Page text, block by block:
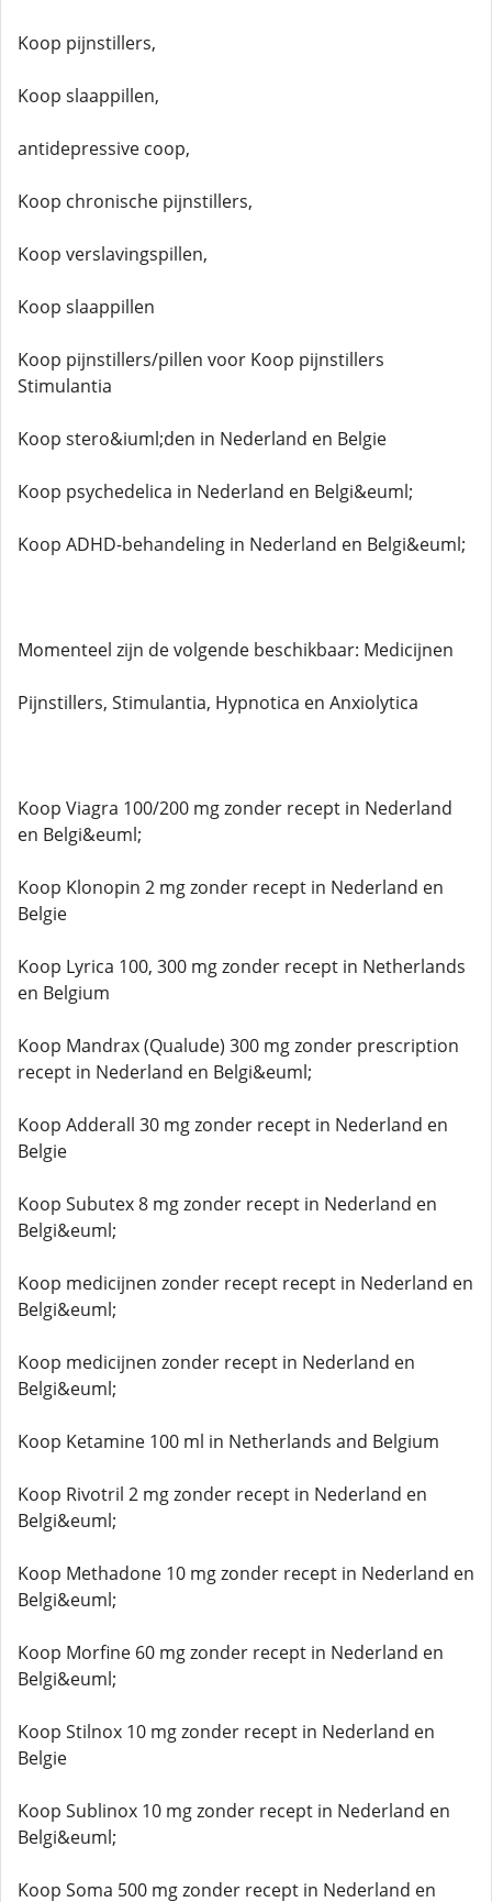
Koop pijnstillers,
Koop slaappillen,
antidepressive coop,
Koop chronische pijnstillers,
Koop verslavingspillen,
Koop slaappillen
Koop pijnstillers/pillen voor Koop pijnstillers
Stimulantia
Koop stero&iuml;den in Nederland en Belgie
Koop psychedelica in Nederland en Belgi&euml;
Koop ADHD-behandeling in Nederland en Belgi&euml;
Momenteel zijn de volgende beschikbaar: Medicijnen
Pijnstillers, Stimulantia, Hypnotica en Anxiolytica
Koop Viagra 100/200 mg zonder recept in Nederland
en Belgi&euml;
Koop Klonopin 2 mg zonder recept in Nederland en
Belgie
Koop Lyrica 100, 300 mg zonder recept in Netherlands
en Belgium
Koop Mandrax (Qualude) 300 mg zonder prescription
recept in Nederland en Belgi&euml;
Koop Adderall 30 mg zonder recept in Nederland en
Belgie
Koop Subutex 8 mg zonder recept in Nederland en
Belgi&euml;
Koop medicijnen zonder recept recept in Nederland en
Belgi&euml;
Koop medicijnen zonder recept in Nederland en
Belgi&euml;
Koop Ketamine 100 ml in Netherlands and Belgium
Koop Rivotril 2 mg zonder recept in Nederland en
Belgi&euml;
Koop Methadone 10 mg zonder recept in Nederland en
Belgi&euml;
Koop Morfine 60 mg zonder recept in Nederland en
Belgi&euml;
Koop Stilnox 10 mg zonder recept in Nederland en
Belgie
Koop Sublinox 10 mg zonder recept in Nederland en
Belgi&euml;
Koop Soma 500 mg zonder recept in Nederland en